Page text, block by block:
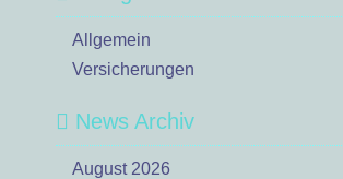
Allgemein
Versicherungen
News Archiv
August 2026